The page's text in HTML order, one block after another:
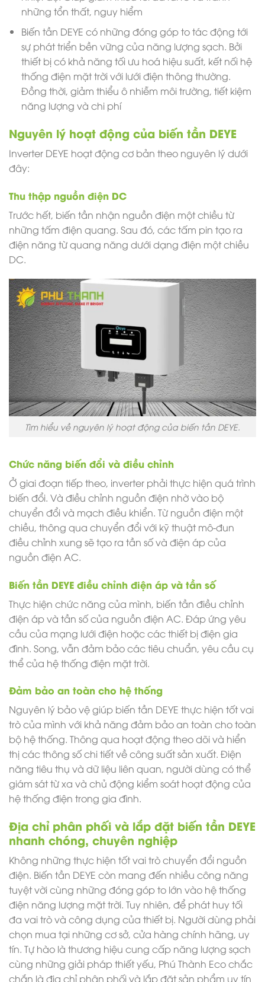
những tổn thất, nguy hiểm
Biến tần DEYE có những đóng góp to tác động tới
sự phát triển bền vững của năng lượng sạch. Bởi
thiết bị có khả năng tối ưu hoá hiệu suất, kết nối hệ
thống điện mặt trời với lưới điện thông thường.
Đồng thời, giảm thiểu ô nhiễm môi trường, tiết kiệm
năng lượng và chi phí
Nguyên lý hoạt động của biến tần DEYE
Inverter DEYE hoạt động cơ bản theo nguyên lý dưới
đây:
Thu thập nguồn điện DC
Trước hết, biến tần nhận nguồn điện một chiều từ
những tấm điện quang. Sau đó, các tấm pin tạo ra
điện năng từ quang năng dưới dạng điện một chiều
DC.
Tìm hiểu về nguyên lý hoạt động của biến tần DEYE.
Chức năng biến đổi và điều chỉnh
Ở giai đoạn tiếp theo, inverter phải thực hiện quá trình
biến đổi. Và điều chỉnh nguồn điện nhờ vào bộ
chuyển đổi và mạch điều khiển. Từ nguồn điện một
chiều, thông qua chuyển đổi với kỹ thuật mô-đun
điều chỉnh xung sẽ tạo ra tần số và điện áp của
nguồn điện AC.
Biến tần DEYE điều chỉnh điện áp và tần số
Thực hiện chức năng của mình, biến tần điều chỉnh
điện áp và tần số của nguồn điện AC. Đáp ứng yêu
cầu của mạng lưới điện hoặc các thiết bị điện gia
đình. Song, vẫn đảm bảo các tiêu chuẩn, yêu cầu cụ
thể của hệ thống điện mặt trời.
Đảm bảo an toàn cho hệ thống
Nguyên lý bảo vệ giúp biến tần DEYE thực hiện tốt vai
trò của mình với khả năng đảm bảo an toàn cho toàn
bộ hệ thống. Thông qua hoạt động theo dõi và hiển
thị các thông số chi tiết về công suất sản xuất. Điện
năng tiêu thụ và dữ liệu liên quan, người dùng có thể
giám sát từ xa và chủ động kiểm soát hoạt động của
hệ thống điện trong gia đình.
Địa chỉ phân phối và lắp đặt biến tần DEYE
nhanh chóng, chuyên nghiệp
Không những thực hiện tốt vai trò chuyển đổi nguồn
điện. Biến tần DEYE còn mang đến nhiều công năng
tuyệt vời cùng những đóng góp to lớn vào hệ thống
điện năng lượng mặt trời. Tuy nhiên, để phát huy tối
đa vai trò và công dụng của thiết bị. Người dùng phải
chọn mua tại những cơ sở, cửa hàng chính hãng, uy
tín. Tự hào là thương hiệu cung cấp năng lượng sạch
cùng những giải pháp thiết yếu, Phú Thành Eco chắc
chắn là địa chỉ phân phối và lắp đặt sản phẩm uy tín